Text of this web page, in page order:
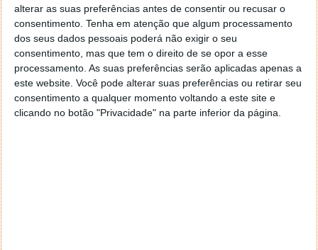
alterar as suas preferências antes de consentir ou recusar o
consentimento. Tenha em atenção que algum processamento
dos seus dados pessoais poderá não exigir o seu
consentimento, mas que tem o direito de se opor a esse
processamento. As suas preferências serão aplicadas apenas a
este website. Você pode alterar suas preferências ou retirar seu
consentimento a qualquer momento voltando a este site e
clicando no botão "Privacidade" na parte inferior da página.
Leia também: